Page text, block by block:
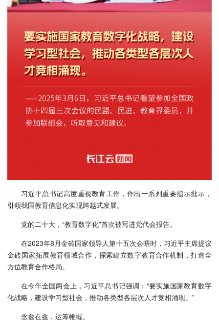
习近平总书记高度重视教育工作，作出一系列重要指示批示，
引领我国教育信息化实现跨越式发展。
党的二十大，“教育数字化”首次被写进党代会报告。
在2023年8月金砖国家领导人第十五次会晤时，习近平主席提议
金砖国家拓展教育领域合作，探索建立数字教育合作机制，打造全
方位教育合作格局。
在今年全国两会上，习近平总书记强调：“要实施国家教育数字
化战略，建设学习型社会，推动各类型各层次人才竞相涌现。”
念兹在兹，运筹帷幄。